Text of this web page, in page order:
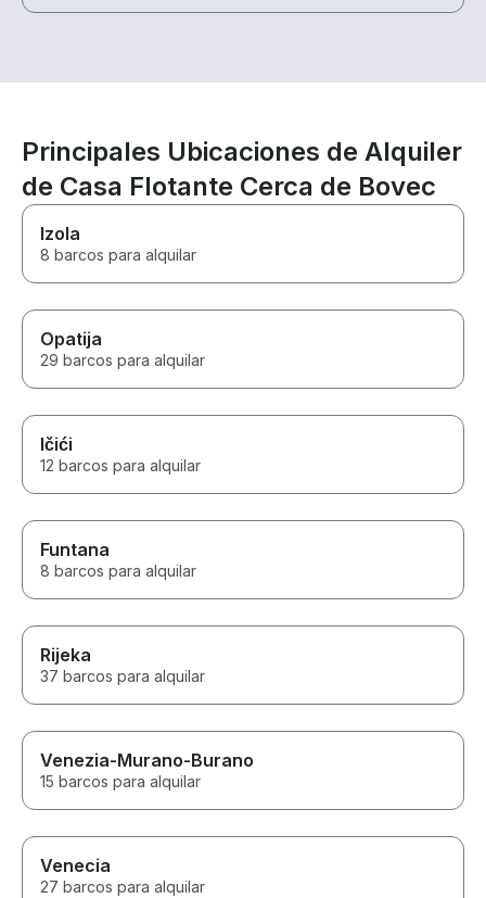
Principales Ubicaciones de Alquiler
de Casa Flotante Cerca de Bovec
Izola
8 barcos para alquilar
Opatija
29 barcos para alquilar
Ičići
12 barcos para alquilar
Funtana
8 barcos para alquilar
Rijeka
37 barcos para alquilar
Venezia-Murano-Burano
15 barcos para alquilar
Venecia
27 barcos para alquilar